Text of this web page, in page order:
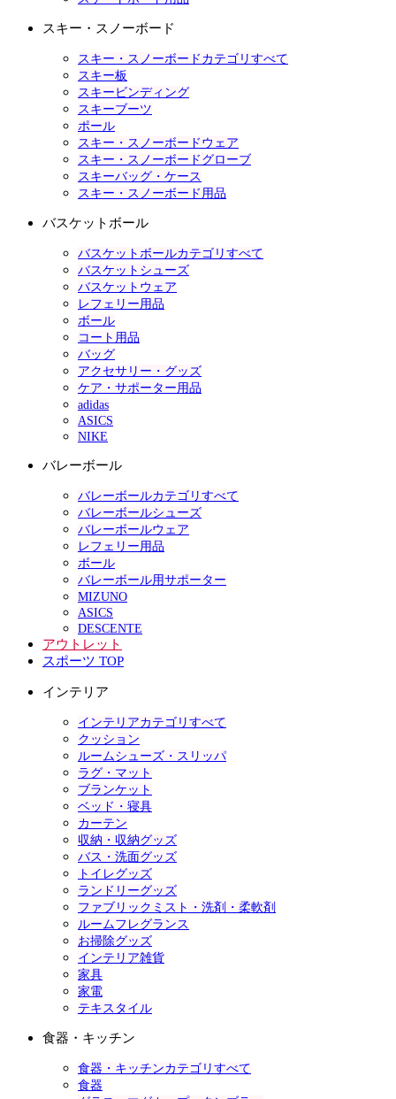
スキー・スノーボード
スキー・スノーボードカテゴリすべて
スキー板
スキービンディング
スキーブーツ
ポール
スキー・スノーボードウェア
スキー・スノーボードグローブ
スキーバッグ・ケース
スキー・スノーボード用品
バスケットボール
バスケットボールカテゴリすべて
バスケットシューズ
バスケットウェア
レフェリー用品
ボール
コート用品
バッグ
アクセサリー・グッズ
ケア・サポーター用品
adidas
ASICS
NIKE
バレーボール
バレーボールカテゴリすべて
バレーボールシューズ
バレーボールウェア
レフェリー用品
ボール
バレーボール用サポーター
MIZUNO
ASICS
DESCENTE
アウトレット
スポーツ TOP
インテリア
インテリアカテゴリすべて
クッション
ルームシューズ・スリッパ
ラグ・マット
ブランケット
ベッド・寝具
カーテン
収納・収納グッズ
バス・洗面グッズ
トイレグッズ
ランドリーグッズ
ファブリックミスト・洗剤・柔軟剤
ルームフレグランス
お掃除グッズ
インテリア雑貨
家具
家電
テキスタイル
食器・キッチン
食器・キッチンカテゴリすべて
食器